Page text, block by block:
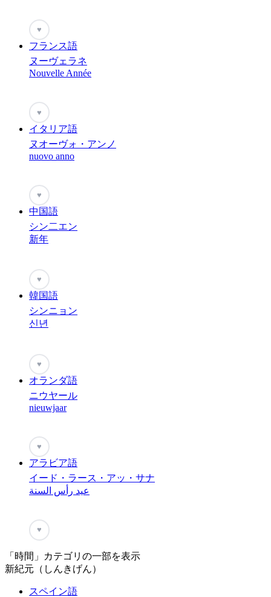
♥
フランス語
ヌーヴェラネ
Nouvelle Année
♥
イタリア語
ヌオーヴォ・アンノ
nuovo anno
♥
中国語
シン二エン
新年
♥
韓国語
シンニョン
신년
♥
オランダ語
ニウヤール
nieuwjaar
♥
アラビア語
イード・ラース・アッ・サナ
عيد رأس السنة
♥
「時間」カテゴリの一部を表示
新紀元（しんきげん）
スペイン語